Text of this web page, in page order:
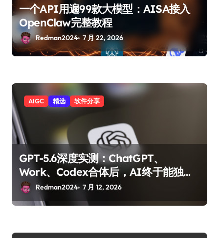
一个API用遍99款大模型：AISA接入
OpenClaw完整教程
Redman2024 7 月 22, 2026
AIGC 精选 软件分享
GPT-5.6深度实测：ChatGPT、
Work、Codex合体后，AI终于能独立
完成一个项目了？
Redman2024 7 月 12, 2026